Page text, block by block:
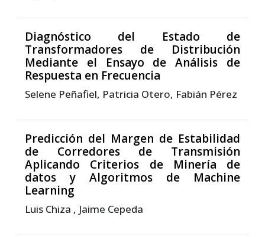
Diagnóstico del Estado de
Transformadores de Distribución
Mediante el Ensayo de Análisis de
Respuesta en Frecuencia
Selene Peñafiel, Patricia Otero, Fabián Pérez
Predicción del Margen de Estabilidad
de Corredores de Transmisión
Aplicando Criterios de Minería de
datos y Algoritmos de Machine
Learning
Luis Chiza , Jaime Cepeda